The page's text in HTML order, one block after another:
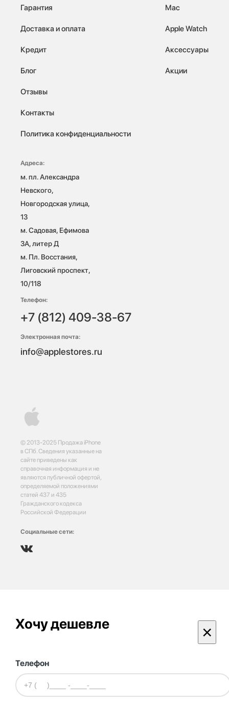
© 2013-2025 Продажа iPhone
в СПб. Сведения указанные на
сайте приведены как
справочная информация и не
являются публичной офертой,
определяемой положениями
статей 437 и 435
Гражданского кодекса
Российской Федерации
Социальные сети:
Гарантия
Доставка и оплата
Кредит
Блог
Отзывы
Контакты
Политика конфиденциальности
Mac
Apple Watch
Аксессуары
Акции
Адреса:
м. пл. Александра
Невского,
Новгородская улица,
13
м. Садовая, Ефимова
3А, литер Д
м. Пл. Восстания,
Лиговский проспект,
10/118
Телефон:
+7 (812) 409-38-67
Электронная почта:
info@applestores.ru
Хочу дешевле ×
Телефон